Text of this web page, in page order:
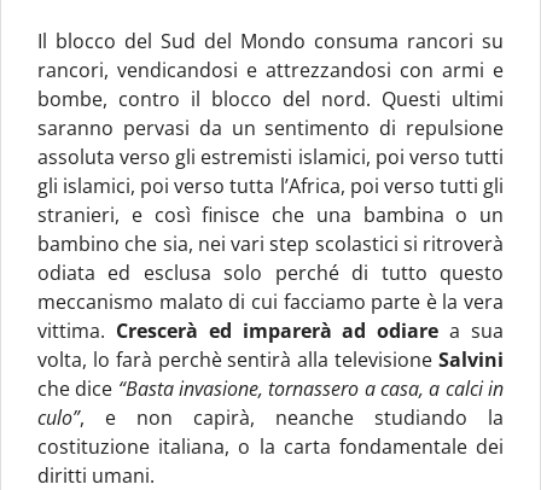
Il blocco del Sud del Mondo consuma rancori su
rancori, vendicandosi e attrezzandosi con armi e
bombe, contro il blocco del nord. Questi ultimi
saranno pervasi da un sentimento di repulsione
assoluta verso gli estremisti islamici, poi verso tutti
gli islamici, poi verso tutta l’Africa, poi verso tutti gli
stranieri, e così finisce che una bambina o un
bambino che sia, nei vari step scolastici si ritroverà
odiata ed esclusa solo perché di tutto questo
meccanismo malato di cui facciamo parte è la vera
vittima. Crescerà ed imparerà ad odiare a sua
volta, lo farà perchè sentirà alla televisione Salvini
che dice “Basta invasione, tornassero a casa, a calci in
culo”, e non capirà, neanche studiando la
costituzione italiana, o la carta fondamentale dei
diritti umani.